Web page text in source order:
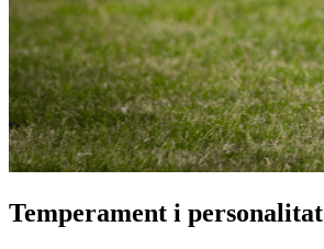
Temperament i personalitat